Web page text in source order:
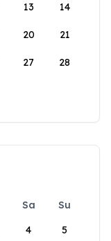
13 14
20 21
27 28
Sa
Su
4 5